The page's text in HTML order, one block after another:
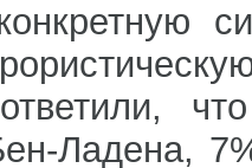
ответили,